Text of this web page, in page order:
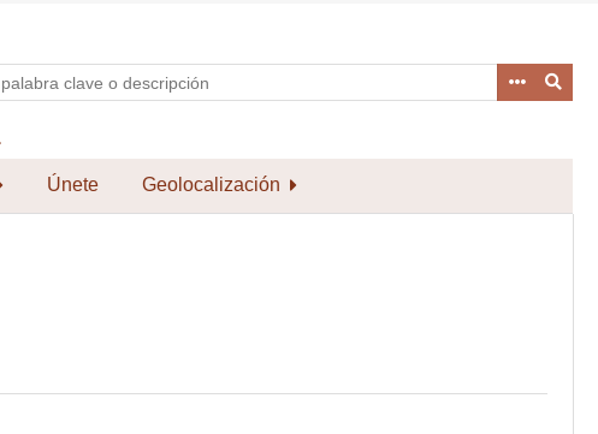
Únete Geolocalización